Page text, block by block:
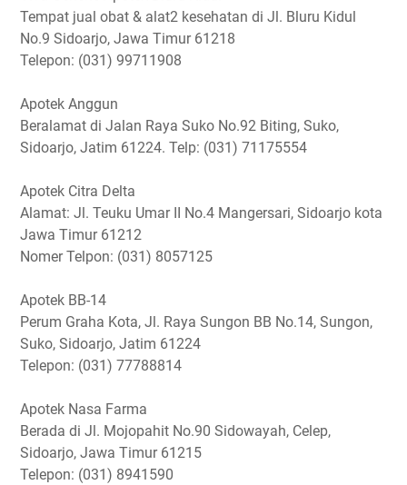
Tempat jual obat & alat2 kesehatan di Jl. Bluru Kidul
No.9 Sidoarjo, Jawa Timur 61218
Telepon: (031) 99711908
Apotek Anggun
Beralamat di Jalan Raya Suko No.92 Biting, Suko,
Sidoarjo, Jatim 61224. Telp: (031) 71175554
Apotek Citra Delta
Alamat: Jl. Teuku Umar II No.4 Mangersari, Sidoarjo kota
Jawa Timur 61212
Nomer Telpon: (031) 8057125
Apotek BB-14
Perum Graha Kota, Jl. Raya Sungon BB No.14, Sungon,
Suko, Sidoarjo, Jatim 61224
Telepon: (031) 77788814
Apotek Nasa Farma
Berada di Jl. Mojopahit No.90 Sidowayah, Celep,
Sidoarjo, Jawa Timur 61215
Telepon: (031) 8941590